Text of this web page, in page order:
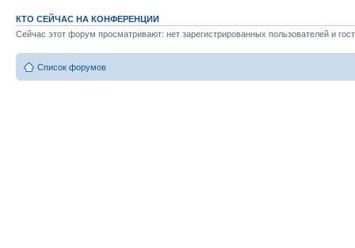
КТО СЕЙЧАС НА КОНФЕРЕНЦИИ
Сейчас этот форум просматривают: нет зарегистрированных пользователей и
Список форумов